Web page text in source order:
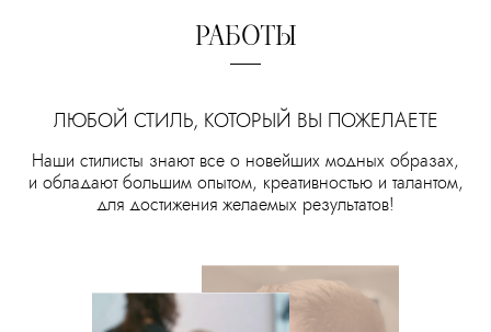
РАБОТЫ
ЛЮБОЙ СТИЛЬ, КОТОРЫЙ ВЫ ПОЖЕЛАЕТЕ
Наши стилисты знают все о новейших модных образах,
и обладают большим опытом, креативностью и талантом,
для достижения желаемых результатов!